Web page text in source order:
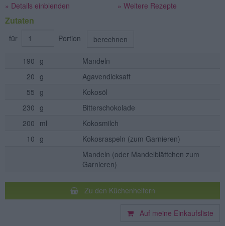
» Details einblenden » Weitere Rezepte
Zutaten
für Portion berechnen
190 g
Mandeln
20 g
Agavendicksaft
55 g
Kokosöl
230 g
Bitterschokolade
200 ml
Kokosmilch
10 g Kokosraspeln (zum Garnieren)
Mandeln (oder Mandelblättchen zum
Garnieren)
Zu den Küchenhelfern
Auf meine Einkaufsliste